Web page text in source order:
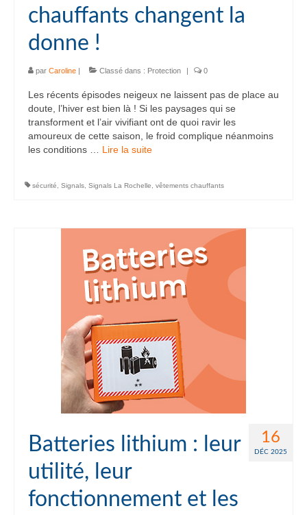
chauffants changent la
donne !
par Caroline | Classé dans : Protection | 0
Les récents épisodes neigeux ne laissent pas de place au
doute, l’hiver est bien là ! Si les paysages qui se
transforment et l’air vivifiant ont de quoi ravir les
amoureux de cette saison, le froid complique néanmoins
les conditions … Lire la suite­­
sécurité Signals Signals La Rochelle vêtements chauffants
16
DÉC 2025
Batteries lithium : leur
utilité, leur
fonctionnement et les